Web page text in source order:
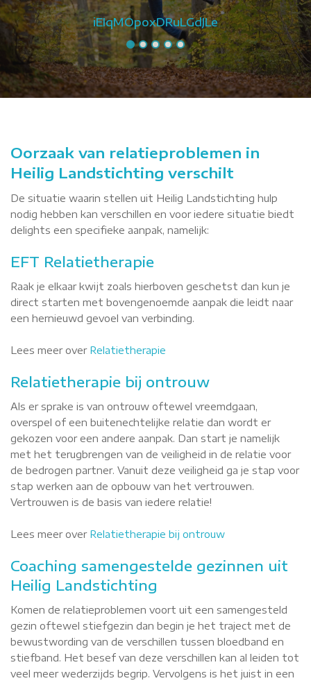
iEIqMOpoxDRuLGdJLe
Oorzaak van relatieproblemen in
Heilig Landstichting verschilt
De situatie waarin stellen uit Heilig Landstichting hulp
nodig hebben kan verschillen en voor iedere situatie biedt
delights een specifieke aanpak, namelijk:
EFT Relatietherapie
Raak je elkaar kwijt zoals hierboven geschetst dan kun je
direct starten met bovengenoemde aanpak die leidt naar
een hernieuwd gevoel van verbinding.
Lees meer over Relatietherapie
Relatietherapie bij ontrouw
Als er sprake is van ontrouw oftewel vreemdgaan,
overspel of een buitenechtelijke relatie dan wordt er
gekozen voor een andere aanpak. Dan start je namelijk
met het terugbrengen van de veiligheid in de relatie voor
de bedrogen partner. Vanuit deze veiligheid ga je stap voor
stap werken aan de opbouw van het vertrouwen.
Vertrouwen is de basis van iedere relatie!
Lees meer over Relatietherapie bij ontrouw
Coaching samengestelde gezinnen uit
Heilig Landstichting
Komen de relatieproblemen voort uit een samengesteld
gezin oftewel stiefgezin dan begin je het traject met de
bewustwording van de verschillen tussen bloedband en
stiefband. Het besef van deze verschillen kan al leiden tot
veel meer wederzijds begrip. Vervolgens is het juist in een